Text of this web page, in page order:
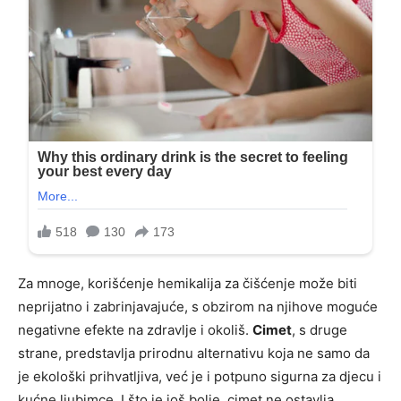
Za mnoge, korišćenje hemikalija za čišćenje može biti
neprijatno i zabrinjavajuće, s obzirom na njihove moguće
negativne efekte na zdravlje i okoliš. Cimet, s druge
strane, predstavlja prirodnu alternativu koja ne samo da
je ekološki prihvatljiva, već je i potpuno sigurna za djecu i